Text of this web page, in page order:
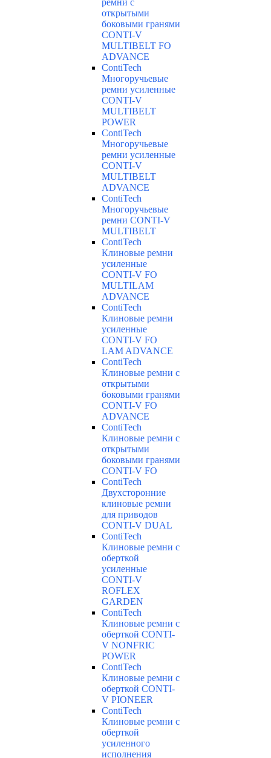
ремни с
открытыми
боковыми гранями
CONTI-V
MULTIBELT FO
ADVANCE
ContiTech
Многоручьевые
ремни усиленные
CONTI-V
MULTIBELT
POWER
ContiTech
Многоручьевые
ремни усиленные
CONTI-V
MULTIBELT
ADVANCE
ContiTech
Многоручьевые
ремни CONTI-V
MULTIBELT
ContiTech
Клиновые ремни
усиленные
CONTI-V FO
MULTILAM
ADVANCE
ContiTech
Клиновые ремни
усиленные
CONTI-V FO
LAM ADVANCE
ContiTech
Клиновые ремни с
открытыми
боковыми гранями
CONTI-V FO
ADVANCE
ContiTech
Клиновые ремни с
открытыми
боковыми гранями
CONTI-V FO
ContiTech
Двухсторонние
клиновые ремни
для приводов
CONTI-V DUAL
ContiTech
Клиновые ремни с
оберткой
усиленные
CONTI-V
ROFLEX
GARDEN
ContiTech
Клиновые ремни с
оберткой CONTI-
V NONFRIC
POWER
ContiTech
Клиновые ремни с
оберткой CONTI-
V PIONEER
ContiTech
Клиновые ремни с
оберткой
усиленного
исполнения